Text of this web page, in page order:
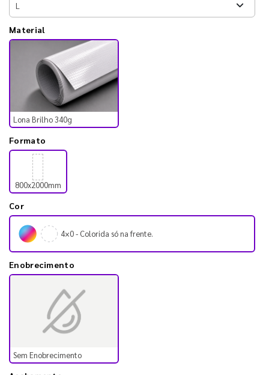
Material
Lona Brilho 340g
Formato
800x2000mm
Cor
4×0 - Colorida só na frente.
Enobrecimento
Sem Enobrecimento